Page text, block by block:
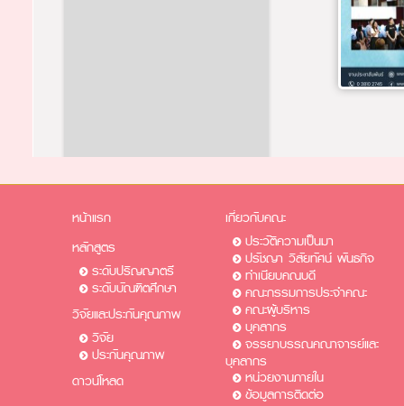
หน้าแรก
หลักสูตร
ระดับปริญญาตรี
ระดับบัณฑิตศึกษา
วิจัยและประกันคุณภาพ
วิจัย
ประกันคุณภาพ
ดาวน์โหลด
เกี่ยวกับคณะ
ประวัติความเป็นมา
ปรัชญา วิสัยทัศน์ พันธกิจ
ทำเนียบคณบดี
คณะกรรมการประจำคณะ
คณะผู้บริหาร
บุคลากร
จรรยาบรรณคณาจารย์และ
บุคลากร
หน่วยงานภายใน
ข้อมูลการติดต่อ